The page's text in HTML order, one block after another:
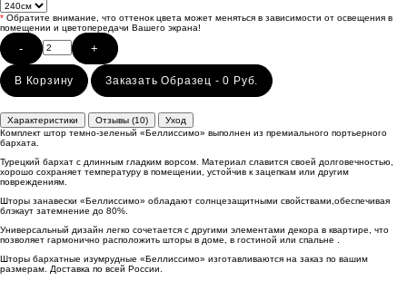
* Обратите внимание, что оттенок цвета может меняться в зависимости от освещения в
помещении и цветопередачи Вашего экрана!
- +
В Корзину Заказать Образец - 0 Руб.
Характеристики Отзывы (10)
Уход
Комплект штор темно-зеленый «Беллиссимо» выполнен из премиального портьерного
бархата.
Турецкий бархат с длинным гладким ворсом. Материал славится своей долговечностью,
хорошо сохраняет температуру в помещении, устойчив к зацепкам или другим
повреждениям.
Шторы занавески «Беллиссимо» обладают солнцезащитными свойствами,обеспечивая
блэкаут затемнение до 80%.
Универсальный дизайн легко сочетается с другими элементами декора в квартире, что
позволяет гармонично расположить шторы в доме, в гостиной или спальне .
Шторы бархатные изумрудные «Беллиссимо» изготавливаются на заказ по вашим
размерам. Доставка по всей России.